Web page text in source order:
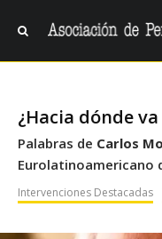
¿Hacia dónde
Palabras de Carlos
Eurolatinoamericano
Intervenciones Destacadas